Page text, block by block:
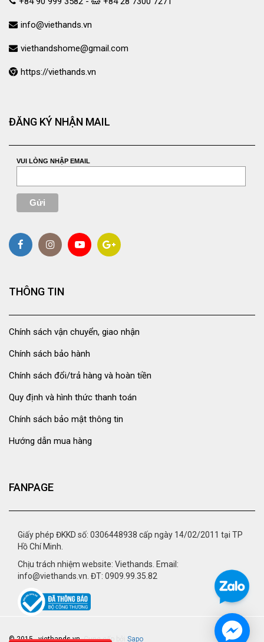
info@viethands.vn
viethandshome@gmail.com
https://viethands.vn
ĐĂNG KÝ NHẬN MAIL
VUI LÒNG NHẬP EMAIL
THÔNG TIN
Chính sách vận chuyển, giao nhận
Chính sách bảo hành
Chính sách đổi/trả hàng và hoàn tiền
Quy định và hình thức thanh toán
Chính sách bảo mật thông tin
Hướng dẫn mua hàng
FANPAGE
Giấy phép ĐKKD số: 0306448938 cấp ngày 14/02/2011 tại TP
Hồ Chí Minh.
Chịu trách nhiệm website: Viethands. Email:
info@viethands.vn. ĐT: 0909.99.35.82
© 2015 - viethands.vn.Cung cấp bởi Sapo